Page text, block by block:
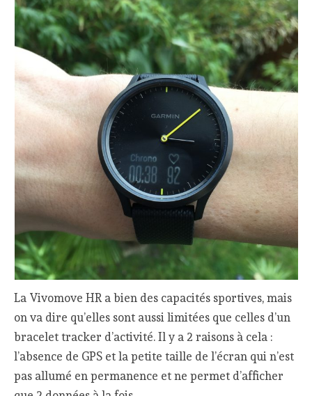
La Vivomove HR a bien des capacités sportives, mais
on va dire qu’elles sont aussi limitées que celles d’un
bracelet tracker d’activité. Il y a 2 raisons à cela :
l’absence de GPS et la petite taille de l’écran qui n’est
pas allumé en permanence et ne permet d’afficher